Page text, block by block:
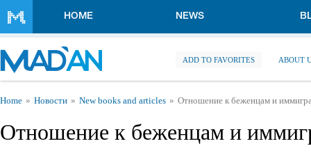
HOME NEWS
ADD TO FAVORITES ABOUT
You are here
Home Новости New books and articles Отношение к беженцам и
Отношение к беженцам и